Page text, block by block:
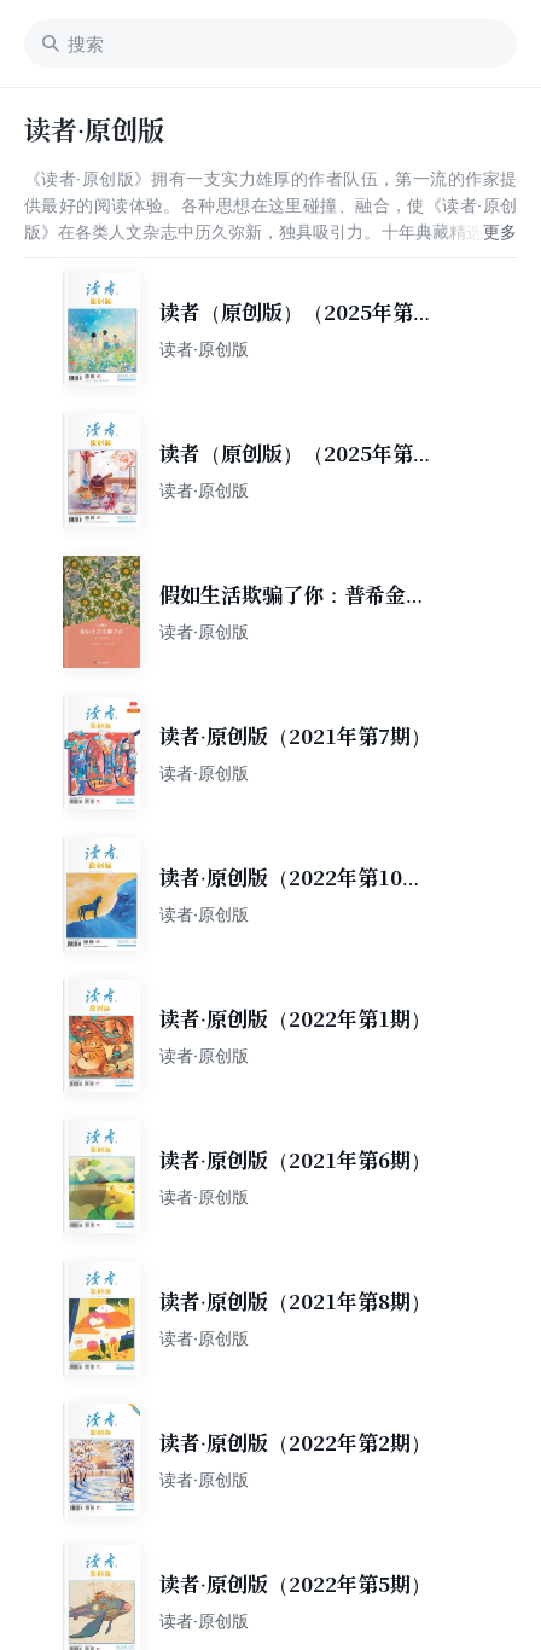
读者·原创版
《读者·原创版》拥有一支实力雄厚的作者队伍，第一流的作家提
供最好的阅读体验。各种思想在这里碰撞、融合，使《读者·原创
版》在各类人文杂志中历久弥新，独具吸引力。十年典藏精选，汇
“怀旧卷”“时尚卷”“文艺卷”四册，以便将十年精华文章全方位展现给
忠实的读者。
读者（原创版）（2025年第6
期）
读者·原创版
读者（原创版）（2025年第1
期）
读者·原创版
假如生活欺骗了你：普希金诗
选
读者·原创版
读者·原创版（2021年第7期）
读者·原创版
读者·原创版（2022年第10
期）
读者·原创版
读者·原创版（2022年第1期）
读者·原创版
读者·原创版（2021年第6期）
读者·原创版
读者·原创版（2021年第8期）
读者·原创版
读者·原创版（2022年第2期）
读者·原创版
读者·原创版（2022年第5期）
读者·原创版